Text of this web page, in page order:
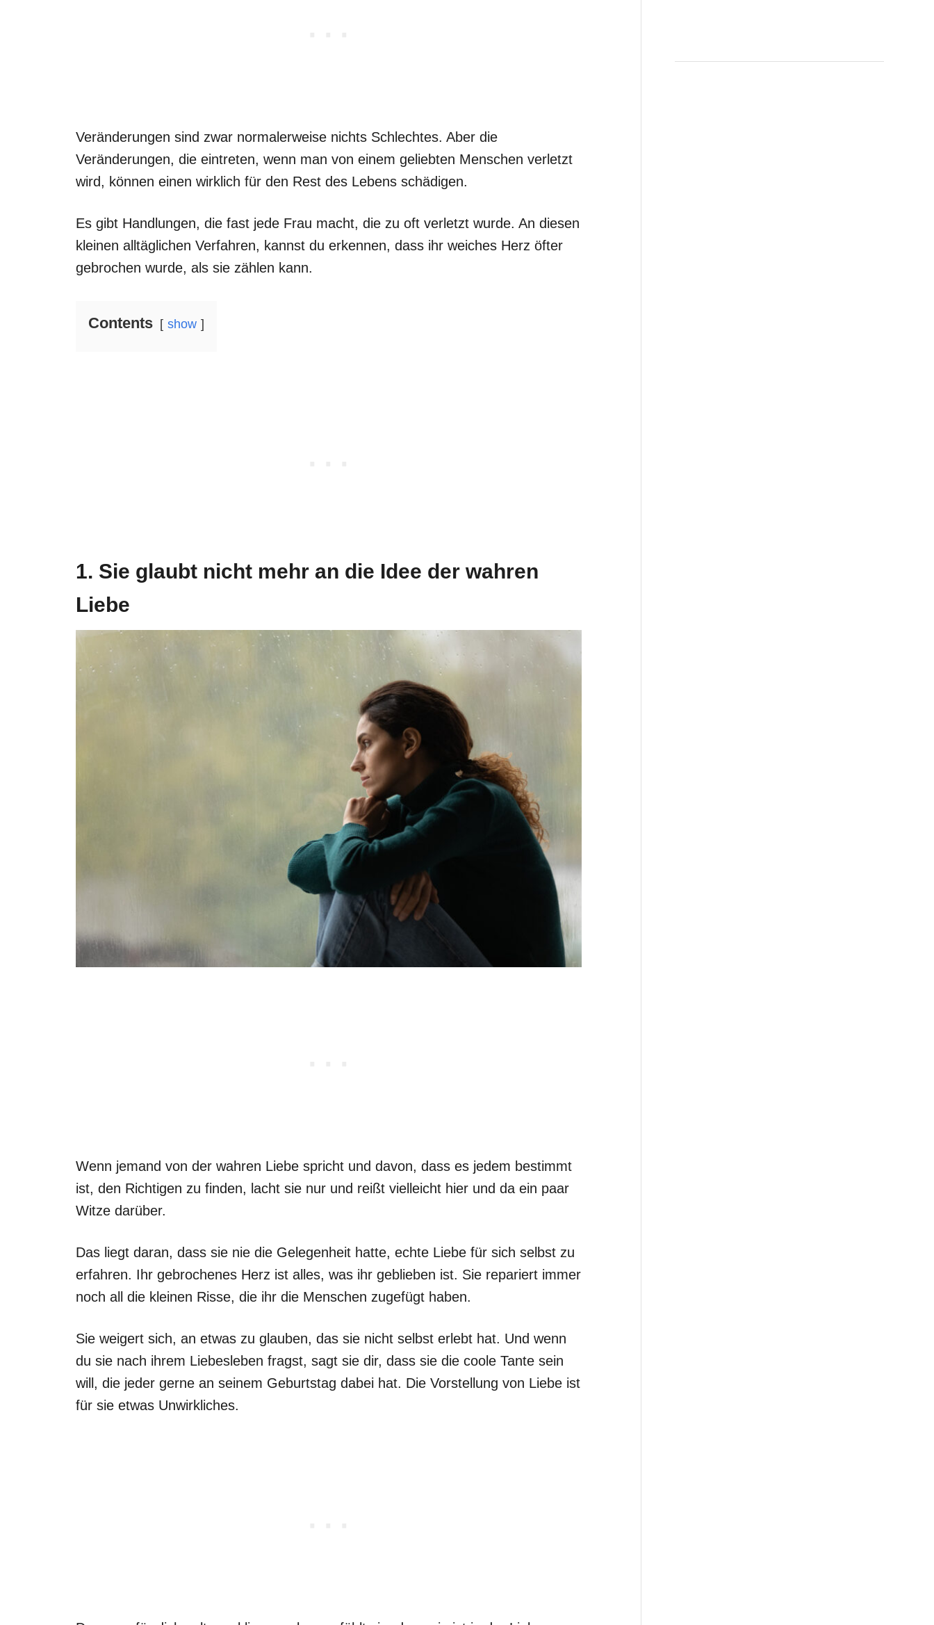
Veränderungen sind zwar normalerweise nichts Schlechtes. Aber die
Veränderungen, die eintreten, wenn man von einem geliebten Menschen verletzt
wird, können einen wirklich für den Rest des Lebens schädigen.
Es gibt Handlungen, die fast jede Frau macht, die zu oft verletzt wurde. An diesen
kleinen alltäglichen Verfahren, kannst du erkennen, dass ihr weiches Herz öfter
gebrochen wurde, als sie zählen kann.
Contents show
1. Sie glaubt nicht mehr an die Idee der wahren
Liebe
Wenn jemand von der wahren Liebe spricht und davon, dass es jedem bestimmt
ist, den Richtigen zu finden, lacht sie nur und reißt vielleicht hier und da ein paar
Witze darüber.
Das liegt daran, dass sie nie die Gelegenheit hatte, echte Liebe für sich selbst zu
erfahren. Ihr gebrochenes Herz ist alles, was ihr geblieben ist. Sie repariert immer
noch all die kleinen Risse, die ihr die Menschen zugefügt haben.
Sie weigert sich, an etwas zu glauben, das sie nicht selbst erlebt hat. Und wenn
du sie nach ihrem Liebesleben fragst, sagt sie dir, dass sie die coole Tante sein
will, die jeder gerne an seinem Geburtstag dabei hat. Die Vorstellung von Liebe ist
für sie etwas Unwirkliches.